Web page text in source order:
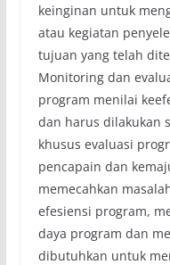
keinginan untuk
atau kegiatan
tujuan yang telah
Monitoring dan
program menilai
dan harus dilakukan
khusus evaluasi
pencapain dan
memecahkan
efesiensi program,
daya program dan
dibutuhkan untuk